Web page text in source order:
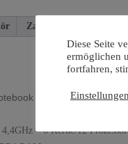
Zahlung und Lieferung
– 6 Kerne/12
Diese Seite
ermöglichen
fortfahren,
Einstellungen